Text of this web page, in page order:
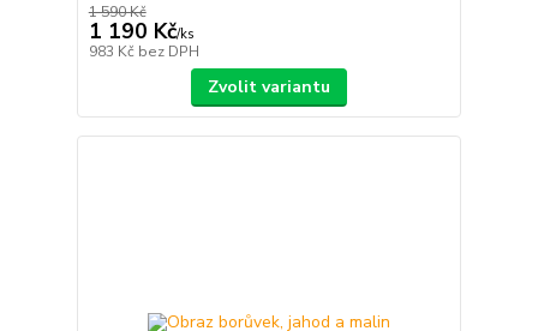
1 590 Kč
1 190 Kč/ks
983 Kč bez DPH
Zvolit variantu